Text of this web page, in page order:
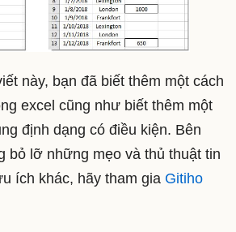
này, bạn đã biết thêm một cách
excel cũng như biết thêm một
định dạng có điều kiện. Bên
bỏ lỡ những mẹo và thủ thuật tin
ích khác, hãy tham gia Gitiho